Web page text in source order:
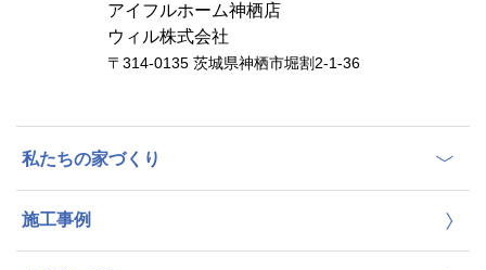
アイフルホーム神栖店
ウィル株式会社
〒314-0135 茨城県神栖市堀割2-1-36
私たちの家づくり
施工事例